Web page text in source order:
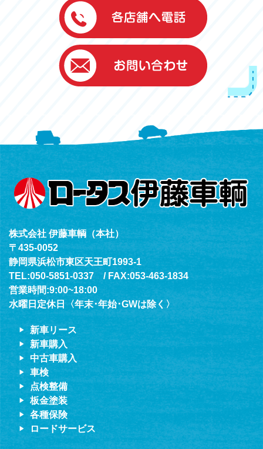
伊藤車輌（本社）
050-5851-0337
グッドワン浜松
050-5851-0338
浜北店
050-5851-0339
（年中無休24h対応）
株式会社 伊藤車輌（本社）
〒435-0052
静岡県浜松市東区天王町1993-1
TEL:050-5851-0337 / FAX:053-463-1834
営業時間:9:00~18:00
水曜日定休日〈年末･年始･GWは除く〉
新車リース
新車購入
中古車購入
車検
点検整備
板金塗装
各種保険
ロードサービス